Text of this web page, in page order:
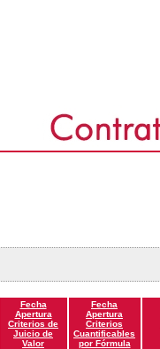
Fecha
Apertura
Criterios de
Juicio de
Valor
Fecha
Apertura
Criterios
Cuantificables
por Fórmula